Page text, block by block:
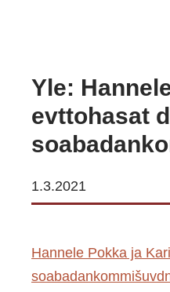
Yle:
evttohasat
1.3.2021
Hannele Pokka ja